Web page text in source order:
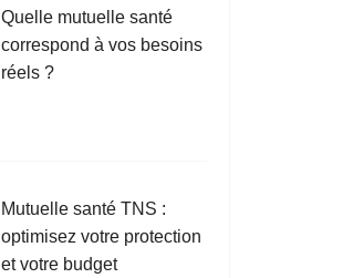
Quelle mutuelle santé
correspond à vos besoins
réels ?
Mutuelle santé TNS :
optimisez votre protection
et votre budget